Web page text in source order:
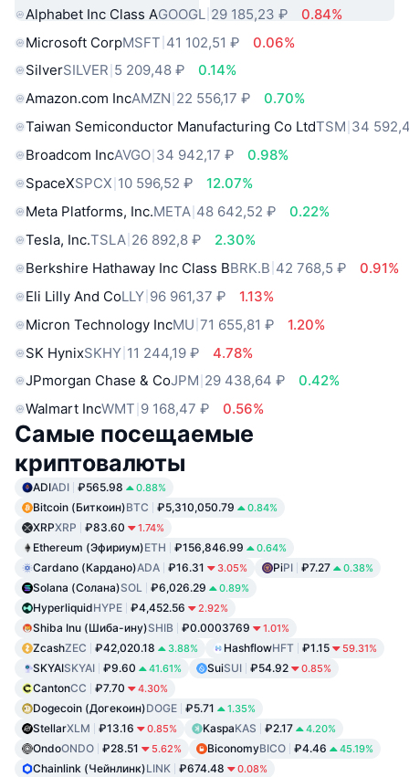
Alphabet Inc Class AGOOGL 29 185,23 ₽
0.84%
Microsoft CorpMSFT 41 102,51 ₽
0.06%
SilverSILVER 5 209,48 ₽
0.14%
Amazon.com IncAMZN 22 556,17 ₽
0.70%
Taiwan Semiconductor Manufacturing Co LtdTSM 34
Broadcom IncAVGO 34 942,17 ₽
0.98%
SpaceXSPCX 10 596,52 ₽
12.07%
Meta Platforms, Inc.META 48 642,52 ₽
0.22%
Tesla, Inc.TSLA 26 892,8 ₽
2.30%
Berkshire Hathaway Inc Class BBRK.B 42 768,5 ₽
0.91%
Eli Lilly And CoLLY 96 961,37 ₽
1.13%
Micron Technology IncMU 71 655,81 ₽
1.20%
SK HynixSKHY 11 244,19 ₽
4.78%
JPmorgan Chase & CoJPM 29 438,64 ₽
0.42%
Walmart IncWMT 9 168,47 ₽ 0.56%
Самые посещаемые
криптовалюты
ADIADI ₽565.98 0.88%
Bitcoin (Биткоин)BTC ₽5,310,050.79 0.84%
XRPXRP ₽83.60 1.74%
Ethereum (Эфириум)ETH ₽156,846.99 0.64%
Cardano (Кардано)ADA ₽16.31 3.05% PiPI ₽7.27 0.38%
Solana (Солана)SOL ₽6,026.29 0.89%
HyperliquidHYPE ₽4,452.56 2.92%
Shiba Inu (Шиба-ину)SHIB ₽0.0003769 1.01%
ZcashZEC ₽42,020.18 3.88% HashflowHFT ₽1.15 59.31%
SKYAISKYAI ₽9.60 41.61% SuiSUI ₽54.92 0.85%
CantonCC ₽7.70 4.30%
Dogecoin (Догекоин)DOGE ₽5.71 1.35%
StellarXLM ₽13.16 0.85% KaspaKAS ₽2.17 4.20%
OndoONDO ₽28.51 5.62% BiconomyBICO ₽4.46 45.19%
Chainlink (Чейнлинк)LINK ₽674.48 0.08%